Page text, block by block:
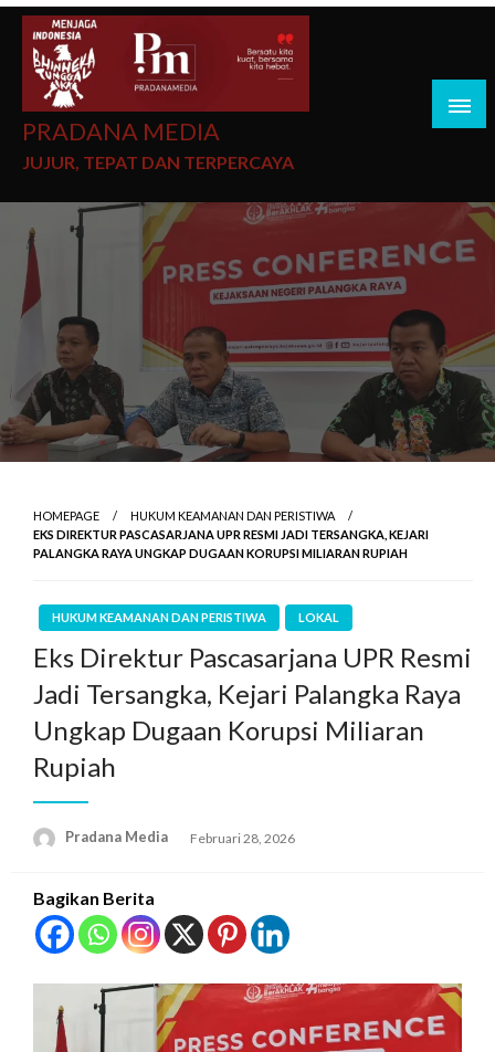
PRADANA MEDIA
JUJUR, TEPAT DAN TERPERCAYA
HOMEPAGE
HUKUM KEAMANAN DAN PERISTIWA
EKS DIREKTUR PASCASARJANA UPR RESMI JADI TERSANGKA, KEJARI
PALANGKA RAYA UNGKAP DUGAAN KORUPSI MILIARAN RUPIAH
HUKUM KEAMANAN DAN PERISTIWA LOKAL
Eks Direktur Pascasarjana UPR Resmi
Jadi Tersangka, Kejari Palangka Raya
Ungkap Dugaan Korupsi Miliaran
Rupiah
Pradana Media Februari 28, 2026
Bagikan Berita